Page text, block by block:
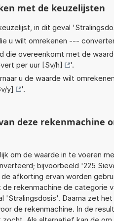
met de keuzelijsten
in dit geval '
u wilt omrekenen ---
die overeenkomt met de
per uur [Sv/h]
'.
u de waarde wilt
y]
'.
deze rekenmachine
om de waarde in te voeren
bijvoorbeeld '225
afkorting ervan worden
rekenmachine de categorie
'Stralingsdosis'. Daarna zet
de rekenmachine. In de